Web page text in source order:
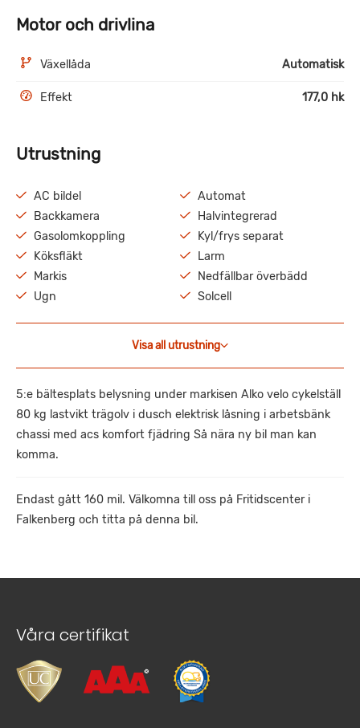
Motor och drivlina
Växellåda Automatisk
Effekt 177,0 hk
Utrustning
AC bildel
Automat
Backkamera
Halvintegrerad
Gasolomkoppling
Kyl/frys separat
Köksfläkt
Larm
Markis
Nedfällbar överbädd
Ugn
Solcell
Visa all utrustning
5:e bältesplats belysning under markisen Alko velo cykelställ
80 kg lastvikt trägolv i dusch elektrisk låsning i arbetsbänk
chassi med acs komfort fjädring Så nära ny bil man kan
komma.
Endast gått 160 mil. Välkomna till oss på Fritidscenter i
Falkenberg och titta på denna bil.
Våra certifikat